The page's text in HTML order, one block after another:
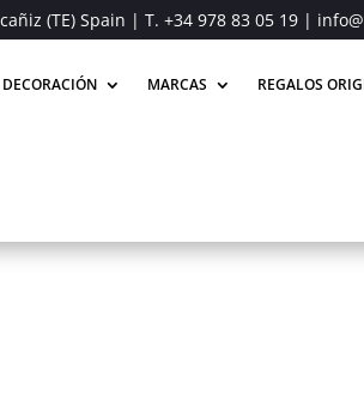
(TE) Spain | T. +34 978 83 05 19|
DECORACIÓN MARCAS REGALOS